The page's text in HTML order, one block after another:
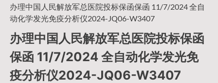
办理中国人民解放军总医院投标保函保函 11/7/2024 全自
动化学发光免疫分析仪2024-JQ06-W3407
办理中国人民解放军总医院投标保函
保函 11/7/2024 全自动化学发光免
疫分析仪2024-JQ06-W3407